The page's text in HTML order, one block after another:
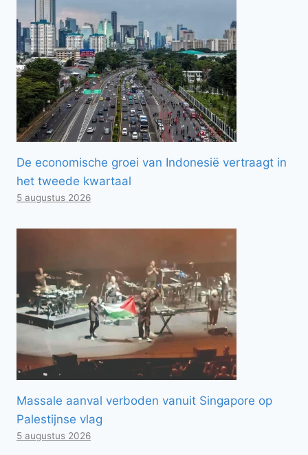
De economische groei van Indonesië vertraagt ​​in
het tweede kwartaal
5 augustus 2026
Massale aanval verboden vanuit Singapore op
Palestijnse vlag
5 augustus 2026